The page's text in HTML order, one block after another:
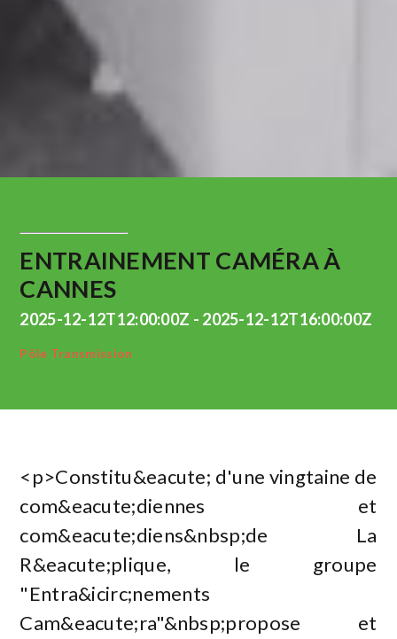
ENTRAINEMENT CAMÉRA À
CANNES
2025-12-12T12:00:00Z - 2025-12-12T16:00:00Z
Pôle Transmission
<p>Constitu&eacute; d'une vingtaine de
com&eacute;diennes et
com&eacute;diens&nbsp;de La
R&eacute;plique, le groupe
"Entra&icirc;nements
Cam&eacute;ra"&nbsp;propose et